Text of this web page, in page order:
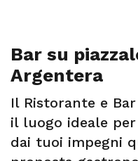
Bar su
Argentera
Il Ristorante e
il luogo ideale
dai tuoi impegni